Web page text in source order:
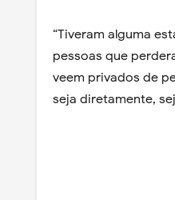
“Tiveram alguma
pessoas que
veem privados de
seja diretamente,